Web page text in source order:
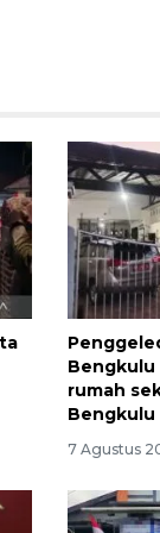
rumah
Bengkulu
7 Agustus